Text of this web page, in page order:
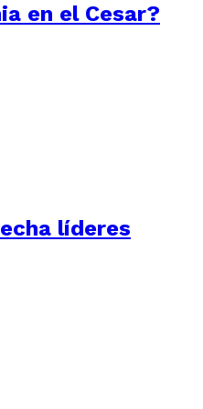
en el Cesar?
líderes